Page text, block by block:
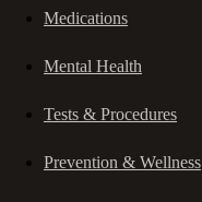
Medications
Mental Health
Tests & Procedures
Prevention & Wellness